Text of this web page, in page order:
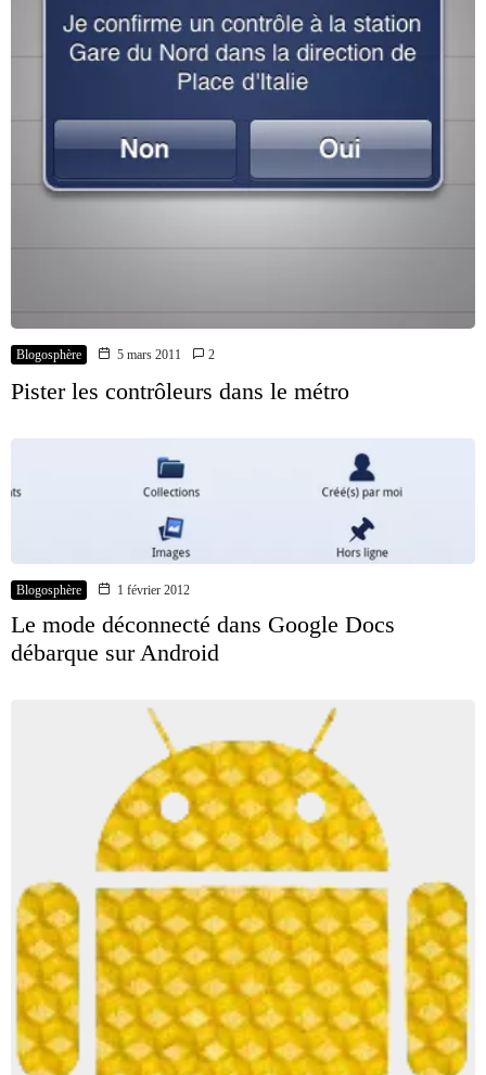
Blogosphère 5 mars 2011 2
Pister les contrôleurs dans le métro
Blogosphère 1 février 2012
Le mode déconnecté dans Google Docs
débarque sur Android